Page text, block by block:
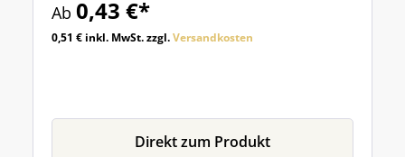
Ab 0,43 €*
0,51 € inkl. MwSt. zzgl.Versandkosten
Direkt zum Produkt